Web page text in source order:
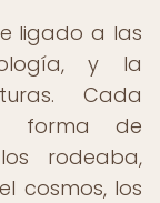
ligado a las
y la
Cada
forma de
rodeaba,
cosmos, los